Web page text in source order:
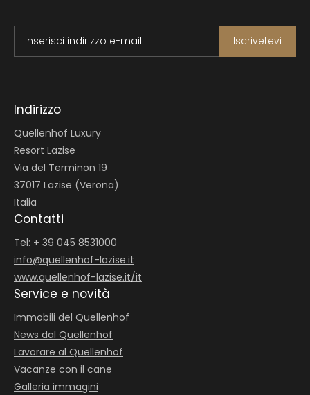
Inserisci indirizzo e-mail Iscrivetevi
Indirizzo
Quellenhof Luxury
Resort Lazise
Via del Terminon 19
37017 Lazise (Verona)
Italia
Contatti
Tel: + 39 045 8531000
info@quellenhof-lazise.it
www.quellenhof-lazise.it/it
Service e novità
Immobili del Quellenhof
News dal Quellenhof
Lavorare al Quellenhof
Vacanze con il cane
Galleria immagini